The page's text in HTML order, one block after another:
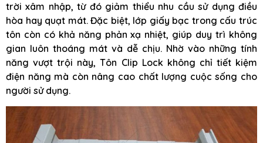
trời xâm nhập, từ đó giảm thiểu nhu cầu sử dụng điều
hòa hay quạt mát. Đặc biệt, lớp giấy bạc trong cấu trúc
tôn còn có khả năng phản xạ nhiệt, giúp duy trì không
gian luôn thoáng mát và dễ chịu. Nhờ vào những tính
năng vượt trội này, Tôn Clip Lock không chỉ tiết kiệm
điện năng mà còn nâng cao chất lượng cuộc sống cho
người sử dụng.